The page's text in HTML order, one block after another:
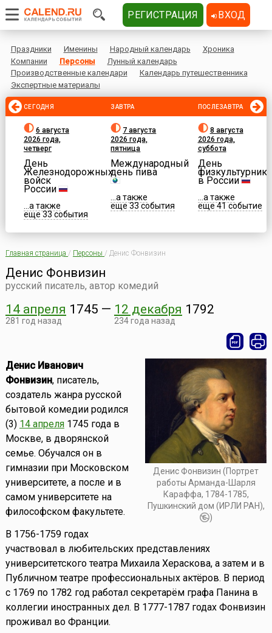
Праздники Именины Народный календарь
Хроника
Компании
Персоны
Лунный календарь
Производственные календари
Календарь путешественника
Экспертные материалы
СЕГОДНЯ
6 августа
2026 года,
четверг
День
Железнодорожных
войск
России
...а также
еще 33 события
ЗАВТРА
7 августа
2026 года,
пятница
Международный
день пива
...а также
еще 33 события
ПОСЛЕЗАВТРА
8 августа
2026 года,
суббота
День
физкультурника
в России
...а также
еще 41 событие
Главная страница / Персоны / Денис Фонвизин
Денис Фонвизин
русский писатель, автор комедий
14 апреля 1745
281 год назад
— 12 декабря 1792
234 года назад
Денис Фонвизин (Портрет
работы Арманда-Шарля
Караффа, 1784-1785,
Пушкинский дом (ИРЛИ РАН),
)
Денис Иванович
Фонвизин, писатель,
создатель жанра русской
бытовой комедии родился
(3) 14 апреля1745 года в
Москве, в дворянской
семье. Обучался он в
гимназии при Московском
университете, а после и в
самом университете на
философском факультете.
В 1756-1759 годах
участвовал в любительских представлениях
университетского театра Михаила Хераскова, а затем и в
Публичном театре профессиональных актёров. В период
с 1769 по 1782 год работал секретарём графа Панина в
коллегии иностранных дел. В 1777-1787 годах Фонвизин
проживал во Франции.
РЕГИСТРАЦИЯ ВХОД